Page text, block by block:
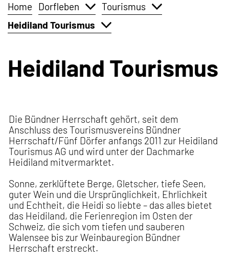
Home Dorfleben
Tourismus
Heidiland Tourismus
Heidiland Tourismus
Die Bündner Herrschaft gehört, seit dem
Anschluss des Tourismusvereins Bündner
Herrschaft/Fünf Dörfer anfangs 2011 zur Heidiland
Tourismus AG und wird unter der Dachmarke
Heidiland mitvermarktet.
Sonne, zerklüftete Berge, Gletscher, tiefe Seen,
guter Wein und die Ursprünglichkeit, Ehrlichkeit
und Echtheit, die Heidi so liebte – das alles bietet
das Heidiland, die Ferienregion im Osten der
Schweiz, die sich vom tiefen und sauberen
Walensee bis zur Weinbauregion Bündner
Herrschaft erstreckt.